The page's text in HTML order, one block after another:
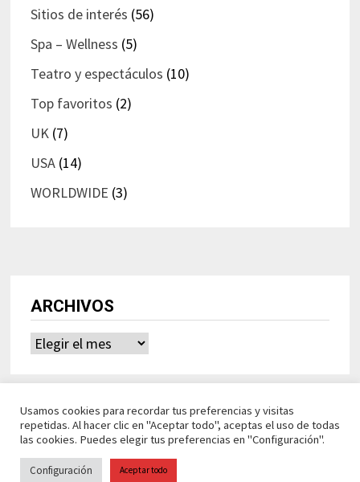
Sitios de interés (56)
Spa – Wellness (5)
Teatro y espectáculos (10)
Top favoritos (2)
UK(7)
USA(14)
WORLDWIDE (3)
ARCHIVOS
Archivos
Usamos cookies para recordar tus preferencias y visitas
repetidas. Al hacer clic en "Aceptar todo", aceptas el uso de todas
las cookies. Puedes elegir tus preferencias en "Configuración".
Configuración Aceptar todo